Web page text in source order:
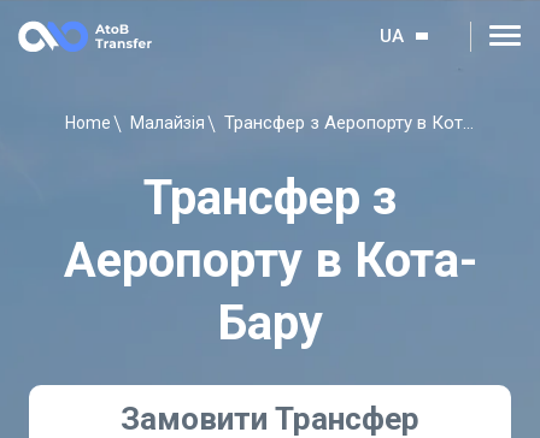
UA
Home Малайзія Трансфер з Аеропорту в Кота-Бару
Трансфер з
Аеропорту в Кота-
Бару
Замовити Трансфер